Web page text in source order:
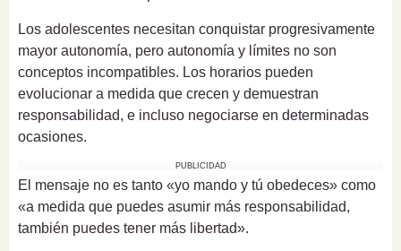
Los adolescentes necesitan conquistar progresivamente
mayor autonomía, pero autonomía y límites no son
conceptos incompatibles. Los horarios pueden
evolucionar a medida que crecen y demuestran
responsabilidad, e incluso negociarse en determinadas
ocasiones.
PUBLICIDAD
El mensaje no es tanto «yo mando y tú obedeces» como
«a medida que puedes asumir más responsabilidad,
también puedes tener más libertad».